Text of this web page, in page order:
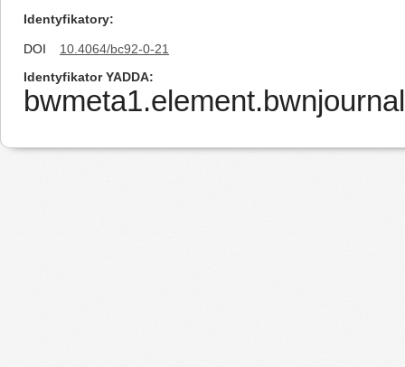
Identyfikatory
DOI
10.4064/bc92-0-21
Identyfikator YADDA